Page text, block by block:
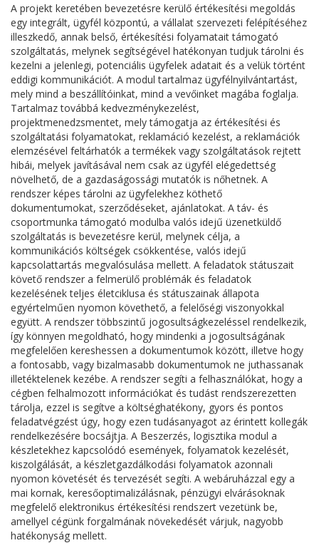
A projekt keretében bevezetésre kerülő értékesítési megoldás
egy integrált, ügyfél központú, a vállalat szervezeti felépítéséhez
illeszkedő, annak belső, értékesítési folyamatait támogató
szolgáltatás, melynek segítségével hatékonyan tudjuk tárolni és
kezelni a jelenlegi, potenciális ügyfelek adatait és a velük történt
eddigi kommunikációt. A modul tartalmaz ügyfélnyilvántartást,
mely mind a beszállítóinkat, mind a vevőinket magába foglalja.
Tartalmaz továbbá kedvezménykezelést,
projektmenedzsmentet, mely támogatja az értékesítési és
szolgáltatási folyamatokat, reklamáció kezelést, a reklamációk
elemzésével feltárhatók a termékek vagy szolgáltatások rejtett
hibái, melyek javításával nem csak az ügyfél elégedettség
növelhető, de a gazdaságossági mutatók is nőhetnek. A
rendszer képes tárolni az ügyfelekhez köthető
dokumentumokat, szerződéseket, ajánlatokat. A táv- és
csoportmunka támogató modulba valós idejű üzenetküldő
szolgáltatás is bevezetésre kerül, melynek célja, a
kommunikációs költségek csökkentése, valós idejű
kapcsolattartás megvalósulása mellett. A feladatok státuszait
követő rendszer a felmerülő problémák és feladatok
kezelésének teljes életciklusa és státuszainak állapota
egyértelműen nyomon követhető, a felelőségi viszonyokkal
együtt. A rendszer többszintű jogosultságkezeléssel rendelkezik,
így könnyen megoldható, hogy mindenki a jogosultságának
megfelelően kereshessen a dokumentumok között, illetve hogy
a fontosabb, vagy bizalmasabb dokumentumok ne juthassanak
illetéktelenek kezébe. A rendszer segíti a felhasználókat, hogy a
cégben felhalmozott információkat és tudást rendszerezetten
tárolja, ezzel is segítve a költséghatékony, gyors és pontos
feladatvégzést úgy, hogy ezen tudásanyagot az érintett kollegák
rendelkezésére bocsájtja. A Beszerzés, logisztika modul a
készletekhez kapcsolódó események, folyamatok kezelését,
kiszolgálását, a készletgazdálkodási folyamatok azonnali
nyomon követését és tervezését segíti. A webáruházzal egy a
mai kornak, keresőoptimalizálásnak, pénzügyi elvárásoknak
megfelelő elektronikus értékesítési rendszert vezetünk be,
amellyel cégünk forgalmának növekedését várjuk, nagyobb
hatékonyság mellett.